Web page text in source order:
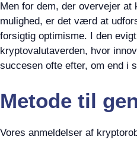
Men for dem, der overvejer at
mulighed, er det værd at
forsigtig optimisme. I den
kryptovalutaverden, hvor
succesen ofte efter, om end i
Metode til
Vores anmeldelser af